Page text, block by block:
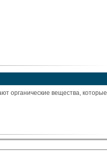
органические вещества, которые